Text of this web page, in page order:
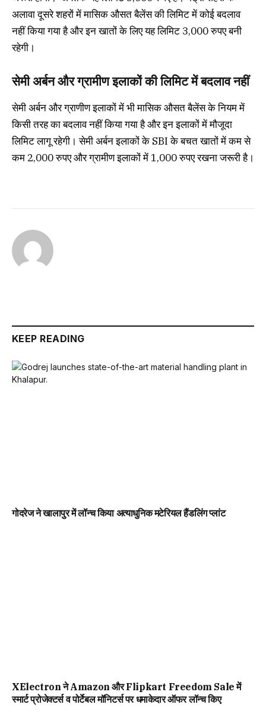
अलावा दूसरे शहरों में मासिक औसत बैलेंस की लिमिट में कोई बदलाव
नहीं किया गया है और इन खातों के लिए यह लिमिट 3,000 रुपए बनी
रहेगी।
सेमी अर्बन और ग्रामीण इलाकों की लिमिट में बदलाव नहीं
सेमी अर्बन और ग्राणीण इलाकों में भी मासिक औसत बैलेंस के नियम में
किसी तरह का बदलाव नहीं किया गया है और इन इलाकों में मौजूदा
लिमिट लागू रहेगी। सेमी अर्बन इलाकों के SBI के बचत खातों में कम से
कम 2,000 रुपए और ग्रामीण इलाकों में 1,000 रुपए रखना जरूरी है।
KEEP READING
गोदरेज ने खालापुर में लॉन्च किया अत्याधुनिक मटेरियल हैंडलिंग प्लांट
XElectron ने Amazon और Flipkart Freedom Sale में
स्मार्ट प्रोजेक्टर्स व पोर्टेबल मॉनिटर्स पर धमाकेदार ऑफर लॉन्च किए